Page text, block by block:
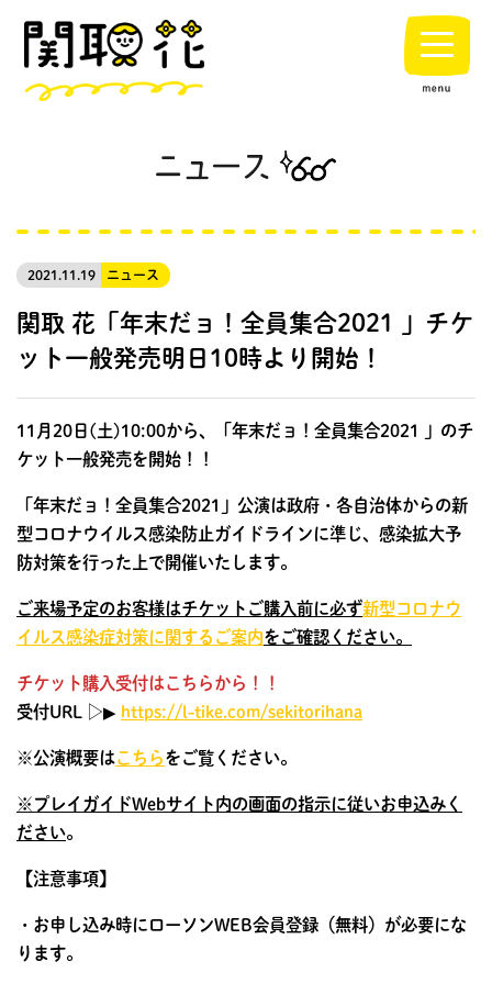
2021.11.19 ニュース
関取 花「年末だョ！全員集合2021 」チケ
ット一般発売明日10時より開始！
11月20日(土)10:00から、
「年末だョ！全員集合2021 」のチ
ケット一般発売を開始！！
「年末だョ！全員集合2021」公演は政府・各自治体からの新
型コロナウイルス感染防止ガイドラインに準じ、感染拡大予
防対策を行った上で開催いたします。
ご来場予定のお客様はチケットご購入前に必ず新型コロナウ
イルス感染症対策に関するご案内をご確認ください。
チケット購入受付はこちらから！！
受付URL ▷▶︎ https://l-tike.com/sekitorihana
※公演概要はこちらをご覧ください。
※プレイガイドWebサイト内の画面の指示に従いお申込みく
ださい。
【注意事項】
・お申し込み時にローソンWEB会員登録（無料）が必要にな
ります。